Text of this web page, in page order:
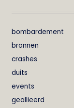
bombardement
bronnen
crashes
duits
events
geallieerd